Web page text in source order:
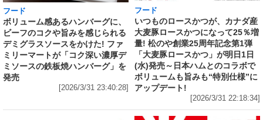
フード
ボリューム感あるハンバーグに、
ビーフのコクや旨みを感じられる
デミグラスソースをかけた! ファ
ミリーマートが「コク深い濃厚デ
ミソースの鉄板焼ハンバーグ」を
発売
[2026/3/31 23:40:28]
フード
いつものロースかつが、カナダ産
大麦豚ロースかつになって25％増
量! 松のや創業25周年記念第1弾
「大麦豚ロースかつ」が明日1日
(水)発売～日本ハムとのコラボで
ボリュームも旨みも“特別仕様”に
アップデート!
[2026/3/31 22:18:34]